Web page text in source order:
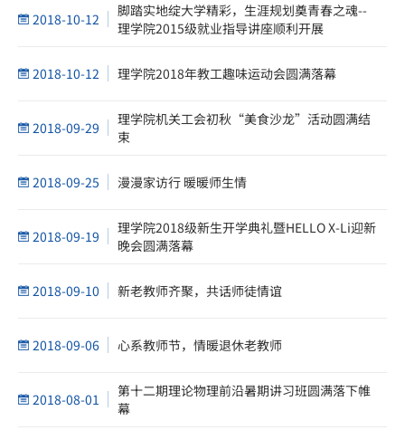
2018-10-12
脚踏实地绽大学精彩，生涯规划奠青春之魂--
理学院2015级就业指导讲座顺利开展
2018-10-12 理学院2018年教工趣味运动会圆满落幕
2018-09-29
理学院机关工会初秋“美食沙龙”活动圆满结
束
2018-09-25 漫漫家访行 暖暖师生情
2018-09-19
理学院2018级新生开学典礼暨HELLO X-Li迎新
晚会圆满落幕
2018-09-10 新老教师齐聚，共话师徒情谊
2018-09-06 心系教师节，情暖退休老教师
2018-08-01
第十二期理论物理前沿暑期讲习班圆满落下帷
幕